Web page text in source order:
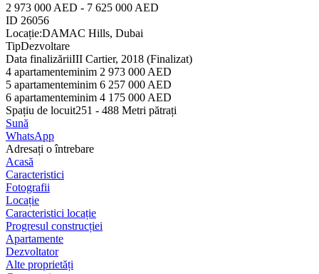
2 973 000 AED - 7 625 000 AED
ID 26056
Locație:DAMAC Hills, Dubai
TipDezvoltare
Data finalizăriiIII Cartier, 2018 (Finalizat)
4 apartamenteminim 2 973 000 AED
5 apartamenteminim 6 257 000 AED
6 apartamenteminim 4 175 000 AED
Spațiu de locuit251 - 488 Metri pătrați
Sună
WhatsApp
Adresați o întrebare
Acasă
Caracteristici
Fotografii
Locație
Caracteristici locație
Progresul construcției
Apartamente
Dezvoltator
Alte proprietăți